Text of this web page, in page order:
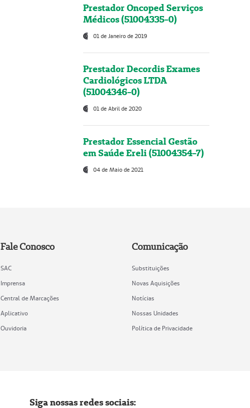
Prestador Oncoped Serviços
Médicos (51004335-0)
01 de Janeiro de 2019
Prestador Decordis Exames
Cardiológicos LTDA
(51004346-0)
01 de Abril de 2020
Prestador Essencial Gestão
em Saúde Ereli (51004354-7)
04 de Maio de 2021
Fale Conosco
SAC
Imprensa
Central de Marcações
Aplicativo
Ouvidoria
Comunicação
Substituições
Novas Aquisições
Notícias
Nossas Unidades
Política de Privacidade
Siga nossas redes sociais: